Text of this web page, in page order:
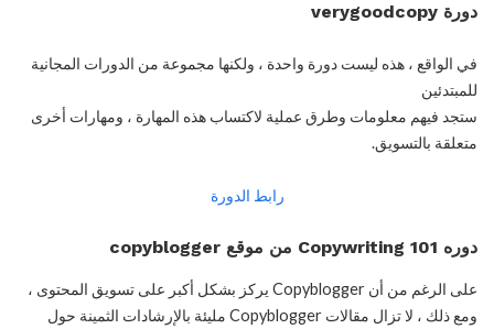
دورة verygoodcopy
في الواقع ، هذه ليست دورة واحدة ، ولكنها مجموعة من الدورات المجانية
للمبتدئين
ستجد فيهم معلومات وطرق عملية لاكتساب هذه المهارة ، ومهارات أخرى
متعلقة بالتسويق.
رابط الدورة
دوره Copywriting 101 من موقع copyblogger
على الرغم من أن Copyblogger يركز بشكل أكبر على تسويق المحتوى ،
ومع ذلك ، لا تزال مقالات Copyblogger مليئة بالإرشادات الثمينة حول